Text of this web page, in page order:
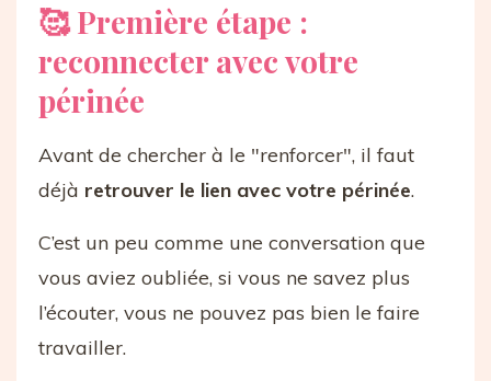
🥰 Première étape :
reconnecter avec votre
périnée
Avant de chercher à le "renforcer", il faut
déjà retrouver le lien avec votre périnée.
C’est un peu comme une conversation que
vous aviez oubliée, si vous ne savez plus
l’écouter, vous ne pouvez pas bien le faire
travailler.